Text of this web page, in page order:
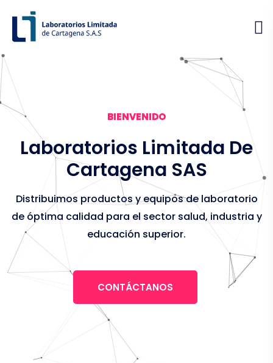
BIENVENIDO
Laboratorios Limitada De
Cartagena SAS
Distribuimos productos y equipos de laboratorio
de óptima calidad para el sector salud, industria y
educación superior.
CONTÁCTANOS